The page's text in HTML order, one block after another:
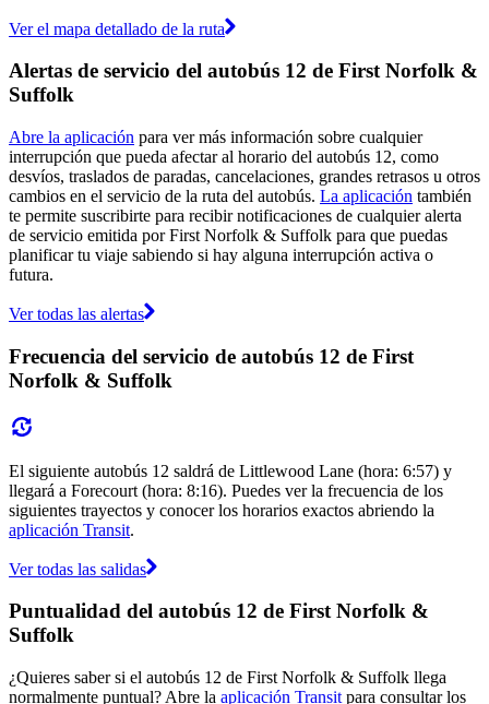
Ver el mapa detallado de la ruta
Alertas de servicio del autobús 12 de First Norfolk &
Suffolk
Abre la aplicación para ver más información sobre cualquier
interrupción que pueda afectar al horario del autobús 12, como
desvíos, traslados de paradas, cancelaciones, grandes retrasos u otros
cambios en el servicio de la ruta del autobús. La aplicación también
te permite suscribirte para recibir notificaciones de cualquier alerta
de servicio emitida por First Norfolk & Suffolk para que puedas
planificar tu viaje sabiendo si hay alguna interrupción activa o
futura.
Ver todas las alertas
Frecuencia del servicio de autobús 12 de First
Norfolk & Suffolk
El siguiente autobús 12 saldrá de Littlewood Lane (hora: 6:57) y
llegará a Forecourt (hora: 8:16). Puedes ver la frecuencia de los
siguientes trayectos y conocer los horarios exactos abriendo la
aplicación Transit.
Ver todas las salidas
Puntualidad del autobús 12 de First Norfolk &
Suffolk
¿Quieres saber si el autobús 12 de First Norfolk & Suffolk llega
normalmente puntual? Abre la aplicación Transit para consultar los